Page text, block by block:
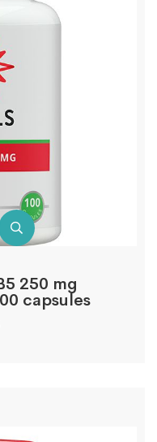
250 mg
capsules